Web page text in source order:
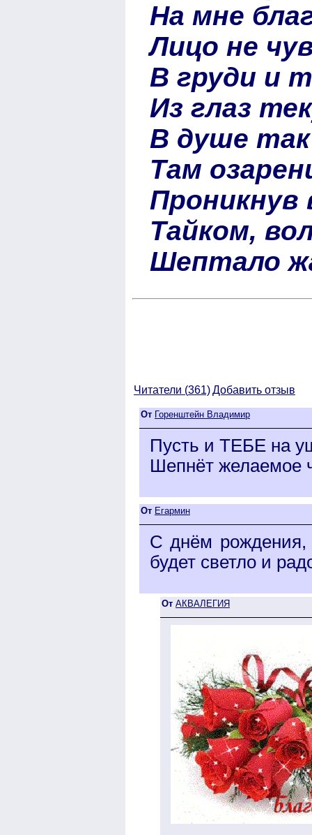
На мне
Лицо не
В груди и
Из глаз
В душе
Там
Проникнув
Тайком,
Шептало
Читатели (361)Добавить отзыв
От Горенштейн Владимир
Пусть и ТЕБЕ на
Шепнёт желаемое
От Егармин
С днём рождения,
будет светло и
От АКВАЛЕГИЯ